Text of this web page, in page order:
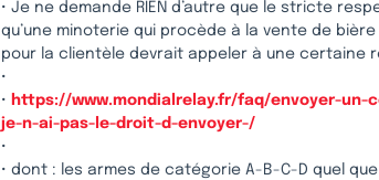
• Je ne demande RIEN d’autre que le stricte
qu’une minoterie qui procède à la vente de bière
pour la clientèle devrait appeler à une certaine
•
• https://www.mondialrelay.fr/faq/envoyer-
je-n-ai-pas-le-droit-d-envoyer-/
•
• dont : les armes de catégorie A-B-C-D quel